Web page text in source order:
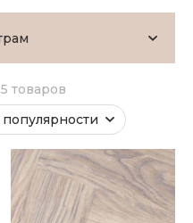
товаров